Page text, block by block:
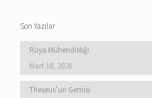
Son Yazılar
Rüya Mühendisliği
Mart 18, 2026
Theseus’un Gemisi